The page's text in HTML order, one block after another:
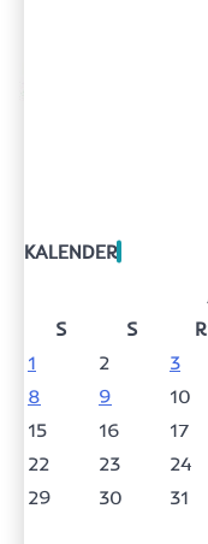
KALENDER
S
S R
1
2 3
8
9 10
15
16 17
22
23 24
29
30 31